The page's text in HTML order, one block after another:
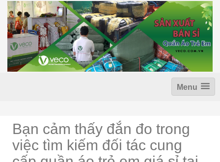
Skip
content
Menu
Bạn cảm thấy đắn đo trong
việc tìm kiếm đối tác cung